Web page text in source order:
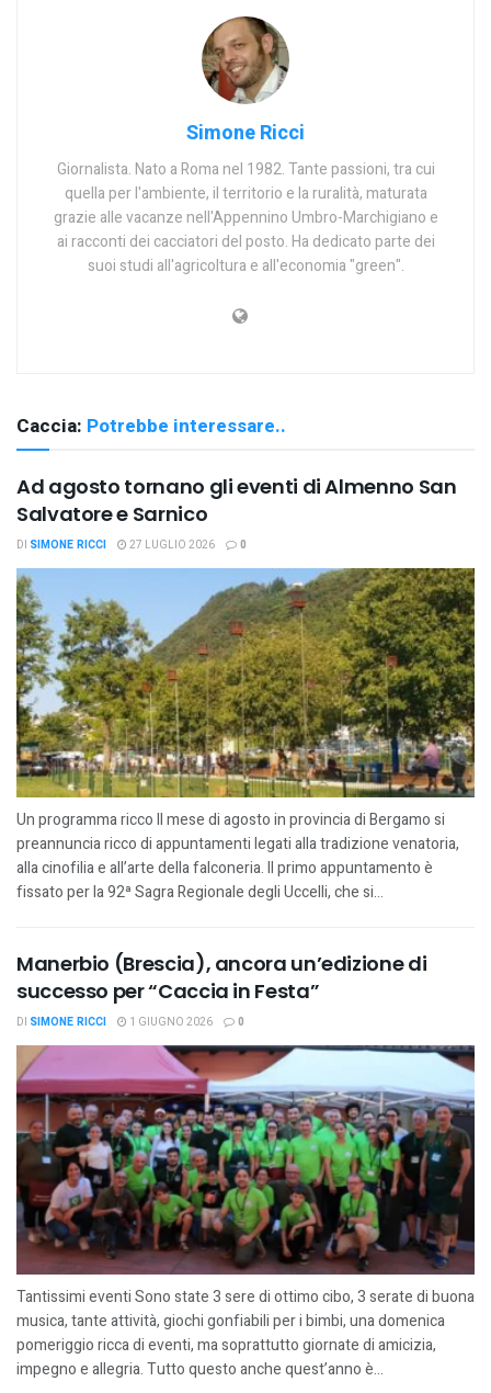
Simone Ricci
Giornalista. Nato a Roma nel 1982. Tante passioni, tra cui
quella per l'ambiente, il territorio e la ruralità, maturata
grazie alle vacanze nell'Appennino Umbro-Marchigiano e
ai racconti dei cacciatori del posto. Ha dedicato parte dei
suoi studi all'agricoltura e all'economia "green".
Caccia: Potrebbe interessare..
Ad agosto tornano gli eventi di Almenno San
Salvatore e Sarnico
DI SIMONE RICCI 27 LUGLIO 2026 0
Un programma ricco Il mese di agosto in provincia di Bergamo si
preannuncia ricco di appuntamenti legati alla tradizione venatoria,
alla cinofilia e all’arte della falconeria. Il primo appuntamento è
fissato per la 92ª Sagra Regionale degli Uccelli, che si...
Manerbio (Brescia), ancora un’edizione di
successo per “Caccia in Festa”
DI SIMONE RICCI 1 GIUGNO 2026 0
Tantissimi eventi Sono state 3 sere di ottimo cibo, 3 serate di buona
musica, tante attività, giochi gonfiabili per i bimbi, una domenica
pomeriggio ricca di eventi, ma soprattutto giornate di amicizia,
impegno e allegria. Tutto questo anche quest’anno è...